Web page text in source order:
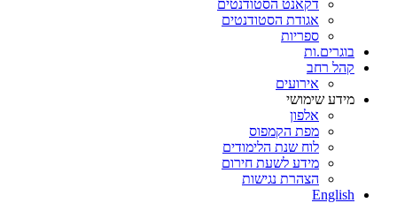
דקאנט הסטודנטים
אגודת הסטודנטים
ספריות
בוגרים.ות
קהל רחב
אירועים
מידע שימושי
אלפון
מפת הקמפוס
לוח שנת הלימודים
מידע לשעת חירום
הצהרת נגישות
English